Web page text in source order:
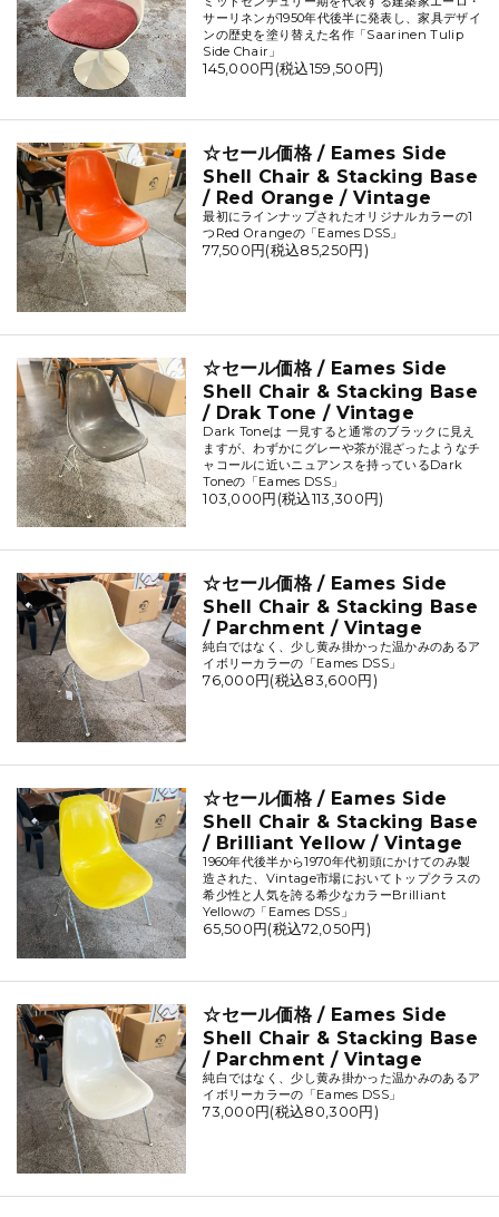
サーリネンが1950年代後半に発表し、家具デザイ
ンの歴史を塗り替えた名作「Saarinen Tulip
Side Chair」
145,000円(税込159,500円)
☆セール価格 / Eames Side
Shell Chair & Stacking Base
/ Red Orange / Vintage
最初にラインナップされたオリジナルカラーの1
つRed Orangeの「Eames DSS」
77,500円(税込85,250円)
☆セール価格 / Eames Side
Shell Chair & Stacking Base
/ Drak Tone / Vintage
Dark Toneは 一見すると通常のブラックに見え
ますが、わずかにグレーや茶が混ざったようなチ
ャコールに近いニュアンスを持っているDark
Toneの「Eames DSS」
103,000円(税込113,300円)
☆セール価格 / Eames Side
Shell Chair & Stacking Base
/ Parchment / Vintage
純白ではなく、少し黄み掛かった温かみのあるア
イボリーカラーの「Eames DSS」
76,000円(税込83,600円)
☆セール価格 / Eames Side
Shell Chair & Stacking Base
/ Brilliant Yellow / Vintage
1960年代後半から1970年代初頭にかけてのみ製
造された、Vintage市場においてトップクラスの
希少性と人気を誇る希少なカラーBrilliant
Yellowの「Eames DSS」
65,500円(税込72,050円)
☆セール価格 / Eames Side
Shell Chair & Stacking Base
/ Parchment / Vintage
純白ではなく、少し黄み掛かった温かみのあるア
イボリーカラーの「Eames DSS」
73,000円(税込80,300円)